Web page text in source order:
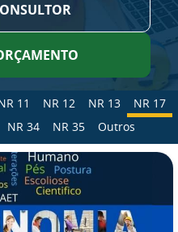
11 NR 12 NR 13
NR 17
NR 34 NR 35 Outros